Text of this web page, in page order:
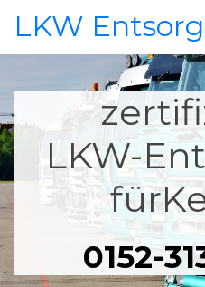
LKW
LKW-
0152-